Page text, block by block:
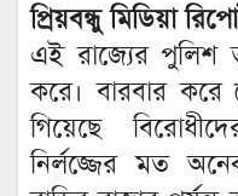
প্রিয়বন্ধু মিডিয়া
এই রাজ্যের পুলিশ
করে। বারবার
গিয়েছে
নির্লজ্জের মত